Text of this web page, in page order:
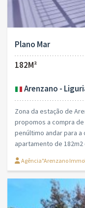
Plano Mar
182M²
Arenzano -
Zona da estação de
propomos a compra
penúltimo andar para a
apartamento de 182m2
Agência"Arenzano